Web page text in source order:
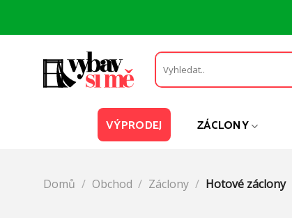
Hledat:
VÝPRODEJ ZÁCLONY
Domů / Obchod / Záclony / Hotové záclony